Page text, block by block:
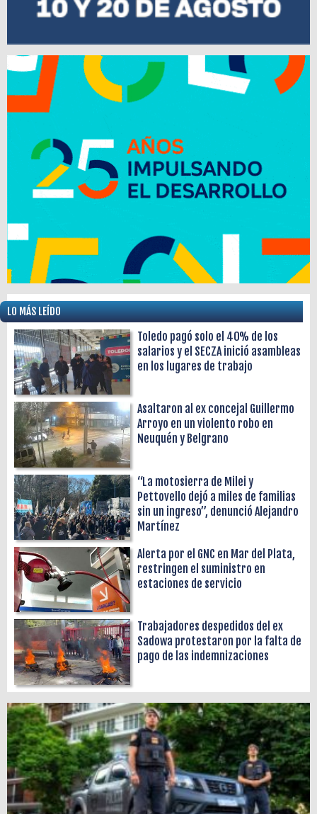
LO MÁS LEÍDO
Toledo pagó solo el 40% de los
salarios y el SECZA inició asambleas
en los lugares de trabajo
Asaltaron al ex concejal Guillermo
Arroyo en un violento robo en
Neuquén y Belgrano
“La motosierra de Milei y
Pettovello dejó a miles de familias
sin un ingreso”, denunció Alejandro
Martínez
Alerta por el GNC en Mar del Plata,
restringen el suministro en
estaciones de servicio
Trabajadores despedidos del ex
Sadowa protestaron por la falta de
pago de las indemnizaciones